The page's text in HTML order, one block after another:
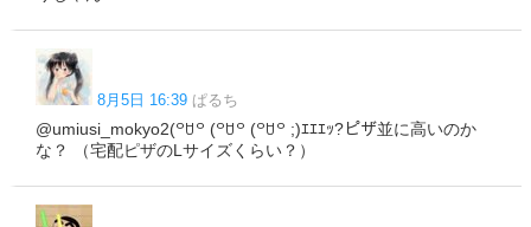
8月5日 16:39 ぱるち
@umiusi_mokyo2(꒪ꇴ꒪ (꒪ꇴ꒪ (꒪ꇴ꒪ ;)ｴｴｴｯ?ピザ並に高いのか
な？ （宅配ピザのLサイズくらい？）